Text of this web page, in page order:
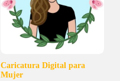
Caricatura Digital para
Mujer